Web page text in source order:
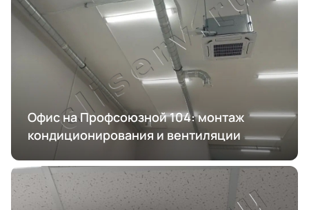
Офис на Профсоюзной 104: монтаж
кондиционирования и вентиляции